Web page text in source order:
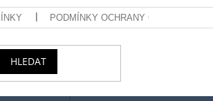
PODMÍNKY OCHRANY OSOBNÍCH
HLEDAT